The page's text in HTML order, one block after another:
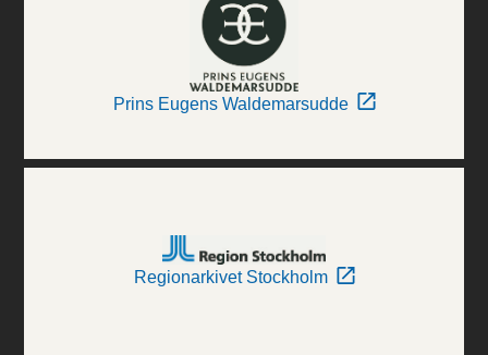
Prins Eugens Waldemarsudde
Regionarkivet Stockholm